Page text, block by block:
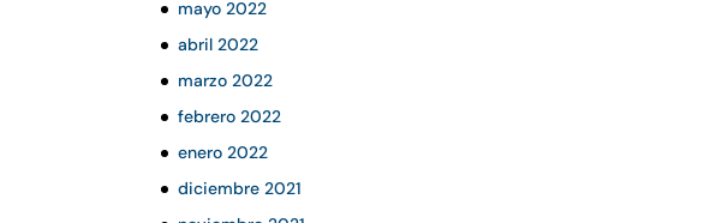
mayo 2022
abril 2022
marzo 2022
febrero 2022
enero 2022
diciembre 2021